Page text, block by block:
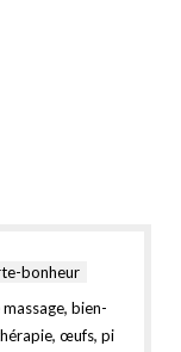
bonheur
, bien-
, œufs, pi